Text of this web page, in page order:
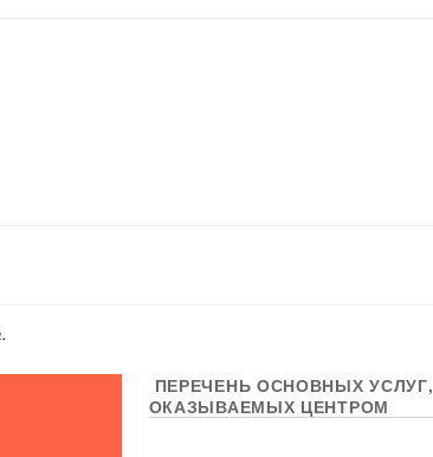
ПЕРЕЧЕНЬ ОСНОВНЫХ УСЛУГ,
ОКАЗЫВАЕМЫХ ЦЕНТРОМ